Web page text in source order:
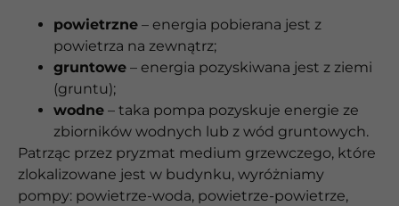
powietrzne – energia pobierana jest z
powietrza na zewnątrz;
gruntowe – energia pozyskiwana jest z ziemi
(gruntu);
wodne – taka pompa pozyskuje energie ze
zbiorników wodnych lub z wód gruntowych.
Patrząc przez pryzmat medium grzewczego, które
zlokalizowane jest w budynku, wyróżniamy
pompy: powietrze-woda, powietrze-powietrze,